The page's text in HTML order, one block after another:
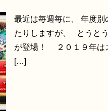
最近は毎週毎に、 年度
たりしますが、 とうと
が登場！ ２０１９年は
[…]